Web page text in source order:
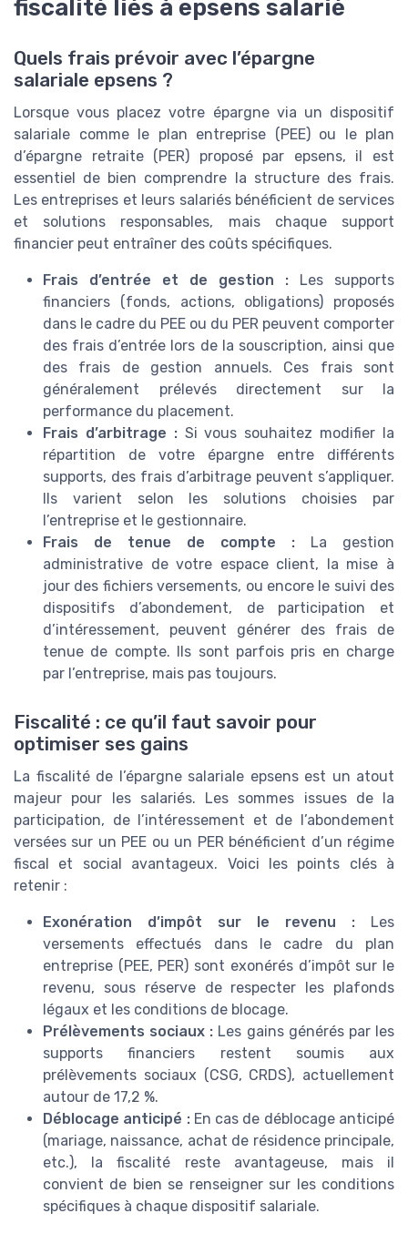
fiscalité liés à epsens salarié
Quels frais prévoir avec l’épargne
salariale epsens ?
Lorsque vous placez votre épargne via un dispositif
salariale comme le plan entreprise (PEE) ou le plan
d’épargne retraite (PER) proposé par epsens, il est
essentiel de bien comprendre la structure des frais.
Les entreprises et leurs salariés bénéficient de services
et solutions responsables, mais chaque support
financier peut entraîner des coûts spécifiques.
Frais d’entrée et de gestion : Les supports
financiers (fonds, actions, obligations) proposés
dans le cadre du PEE ou du PER peuvent comporter
des frais d’entrée lors de la souscription, ainsi que
des frais de gestion annuels. Ces frais sont
généralement prélevés directement sur la
performance du placement.
Frais d’arbitrage :Si vous souhaitez modifier la
répartition de votre épargne entre différents
supports, des frais d’arbitrage peuvent s’appliquer.
Ils varient selon les solutions choisies par
l’entreprise et le gestionnaire.
Frais de tenue de compte : La gestion
administrative de votre espace client, la mise à
jour des fichiers versements, ou encore le suivi des
dispositifs d’abondement, de participation et
d’intéressement, peuvent générer des frais de
tenue de compte. Ils sont parfois pris en charge
par l’entreprise, mais pas toujours.
Fiscalité : ce qu’il faut savoir pour
optimiser ses gains
La fiscalité de l’épargne salariale epsens est un atout
majeur pour les salariés. Les sommes issues de la
participation, de l’intéressement et de l’abondement
versées sur un PEE ou un PER bénéficient d’un régime
fiscal et social avantageux. Voici les points clés à
retenir :
Exonération d’impôt sur le revenu : Les
versements effectués dans le cadre du plan
entreprise (PEE, PER) sont exonérés d’impôt sur le
revenu, sous réserve de respecter les plafonds
légaux et les conditions de blocage.
Prélèvements sociaux : Les gains générés par les
supports financiers restent soumis aux
prélèvements sociaux (CSG, CRDS), actuellement
autour de 17,2 %.
Déblocage anticipé :En cas de déblocage anticipé
(mariage, naissance, achat de résidence principale,
etc.), la fiscalité reste avantageuse, mais il
convient de bien se renseigner sur les conditions
spécifiques à chaque dispositif salariale.